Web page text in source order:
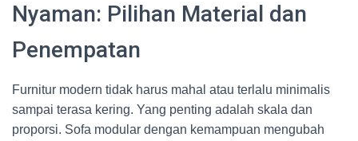
Nyaman: Pilihan Material dan
Penempatan
Furnitur modern tidak harus mahal atau terlalu minimalis
sampai terasa kering. Yang penting adalah skala dan
proporsi. Sofa modular dengan kemampuan mengubah